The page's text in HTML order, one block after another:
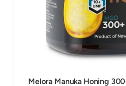
Melora Manuka Honing